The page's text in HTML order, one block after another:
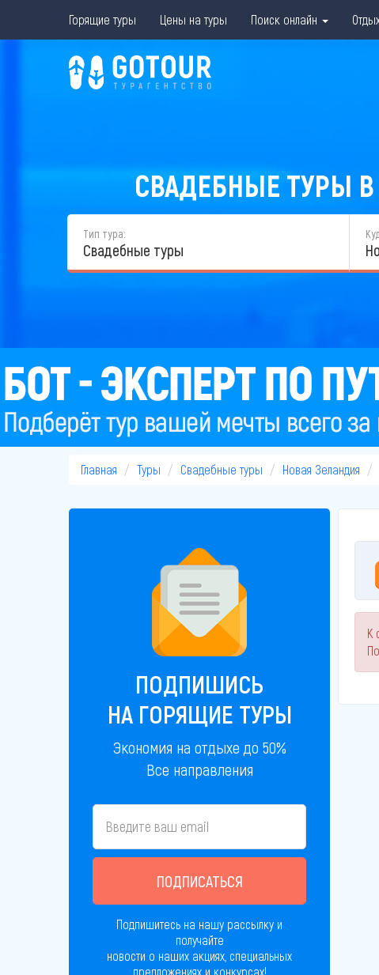
Горящие туры Цены на туры Поиск онлайн
СВАДЕБНЫЕ ТУРЫ
Тип тура:
Свадебные туры
Главная Туры Свадебные туры Новая Зеландия
ПОДПИШИСЬ
НА ГОРЯЩИЕ ТУРЫ
Экономия на отдыхе до 50%
Все направления
ПОДПИСАТЬСЯ
Подпишитесь на нашу рассылку и
получайте
новости о наших акциях, специальных
предложениях и конкурсах!
К